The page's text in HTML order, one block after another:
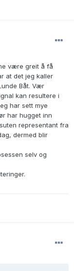
være greit å få
at det jeg kaller
Båt. Vær
kan resultere i
har sett mye
har hugget inn
representant fra
dermed blir
selv og